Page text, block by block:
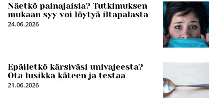
Näetkö painajaisia? Tutkimuksen
mukaan syy voi löytyä iltapalasta
24.06.2026
Epäiletkö kärsiväsi univajeesta?
Ota lusikka käteen ja testaa
21.06.2026